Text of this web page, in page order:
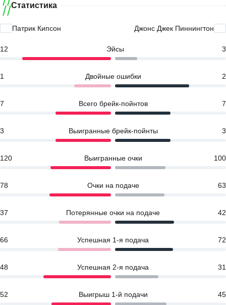
Статистика
Патрик Кипсон Джонс Джек Пиннингтон
12 Эйсы 3
1 Двойные ошибки 2
7 Всего брейк-пойнтов 7
3 Выигранные брейк-пойнты 3
120 Выигранные очки 100
78 Очки на подаче 63
37 Потерянные очки на подаче 42
66 Успешная 1-я подача 72
48 Успешная 2-я подача 31
52 Выигрыш 1-й подачи 45